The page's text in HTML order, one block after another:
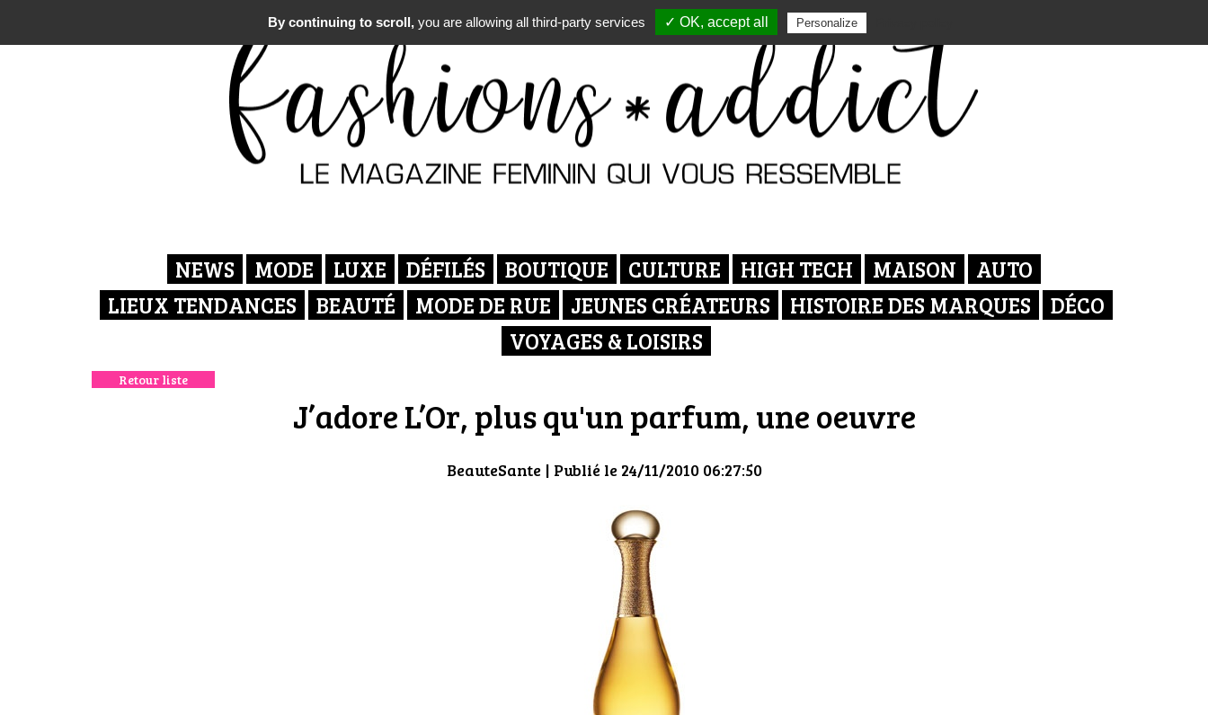
NEWS MODE LUXE DÉFILÉS BOUTIQUE CULTURE HIGH TECH MAISON
AUTO
LIEUX TENDANCES
BEAUTÉ MODE DE RUE JEUNES CRÉATEURS HISTOIRE DES MARQUES
DÉCO
VOYAGES & LOISIRS
Retour liste
J’adore L’Or, plus qu'un parfum, une oeuvre
BeauteSante| Publié le 24/11/2010 06:27:50
By continuing to scroll, you are allowing all third-party services ✓ OK, accept all Personalize